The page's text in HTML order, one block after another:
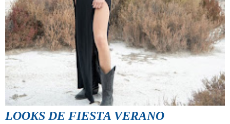
LOOKS DE FIESTA VERANO